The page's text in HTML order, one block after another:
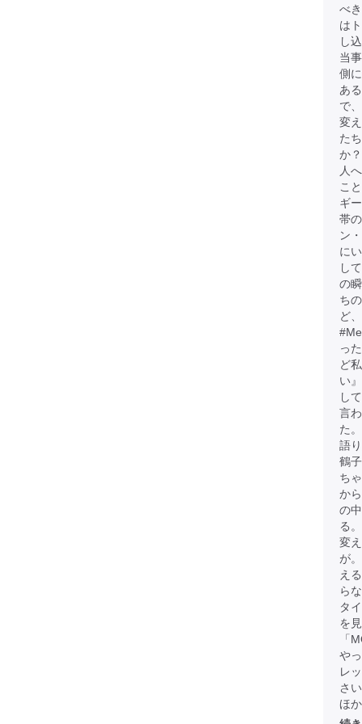
べ
は
し
当
側
あ
で
変
た
か
人
こ
ギ
帯
ン
に
し
の
ち
ど
っ
ど
い
し
言
た
語
鶴
ち
か
の
る
変
が
え
ら
タ
を
「
や
レ
さ
ほ